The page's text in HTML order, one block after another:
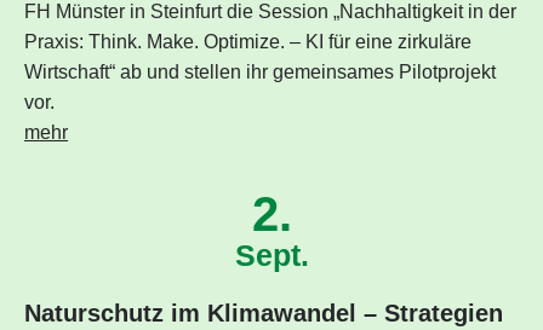
FH Münster in Steinfurt die Session „Nachhaltigkeit in der
Praxis: Think. Make. Optimize. – KI für eine zirkuläre
Wirtschaft“ ab und stellen ihr gemeinsames Pilotprojekt
vor.
mehr
2.
Sept.
Naturschutz im Klimawandel – Strategien